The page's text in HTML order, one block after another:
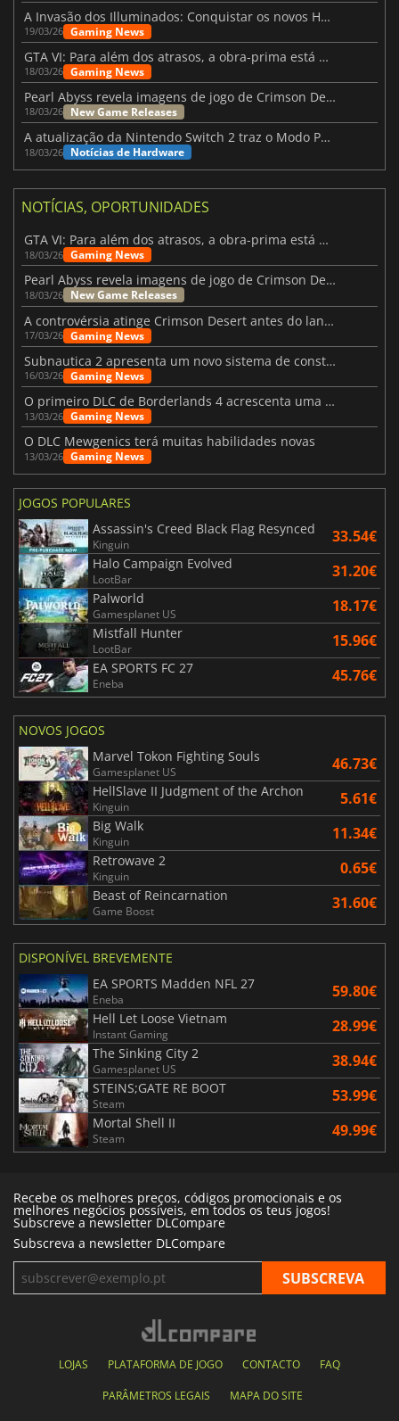
A Invasão dos Illuminados: Conquistar os novos Helldivers 2 Atualização!
19/03/26 Gaming News
GTA VI: Para além dos atrasos, a obra-prima está quase a chegar
18/03/26 Gaming News
Pearl Abyss revela imagens de jogo de Crimson Desert para a PS5
18/03/26 New Game Releases
A atualização da Nintendo Switch 2 traz o Modo Portátil aos jogos mais antigos da Switch
18/03/26 Notícias de Hardware
NOTÍCIAS, OPORTUNIDADES
GTA VI: Para além dos atrasos, a obra-prima está quase a chegar
18/03/26 Gaming News
Pearl Abyss revela imagens de jogo de Crimson Desert para a PS5
18/03/26 New Game Releases
A controvérsia atinge Crimson Desert antes do lançamento
17/03/26 Gaming News
Subnautica 2 apresenta um novo sistema de construção de bases
16/03/26 Gaming News
O primeiro DLC de Borderlands 4 acrescenta uma nova personagem e muito mais
13/03/26 Gaming News
O DLC Mewgenics terá muitas habilidades novas
13/03/26 Gaming News
JOGOS POPULARES
Assassin's Creed Black Flag Resynced
Kinguin 33.54€
Halo Campaign Evolved
LootBar 31.20€
Palworld
Gamesplanet US 18.17€
Mistfall Hunter
LootBar 15.96€
EA SPORTS FC 27
Eneba 45.76€
NOVOS JOGOS
Marvel Tokon Fighting Souls
Gamesplanet US 46.73€
HellSlave II Judgment of the Archon
Kinguin 5.61€
Big Walk
Kinguin 11.34€
Retrowave 2
Kinguin 0.65€
Beast of Reincarnation
Game Boost 31.60€
DISPONÍVEL BREVEMENTE
EA SPORTS Madden NFL 27
Eneba 59.80€
Hell Let Loose Vietnam
Instant Gaming 28.99€
The Sinking City 2
Gamesplanet US 38.94€
STEINS;GATE RE BOOT
Steam 53.99€
Mortal Shell II
Steam 49.99€
Recebe os melhores preços, códigos promocionais e os
melhores negócios possíveis, em todos os teus jogos!
Subscreve a newsletter DLCompare
Subscreva a newsletter DLCompare
LOJAS PLATAFORMA DE JOGO CONTACTO FAQ
PARÂMETROS LEGAIS MAPA DO SITE